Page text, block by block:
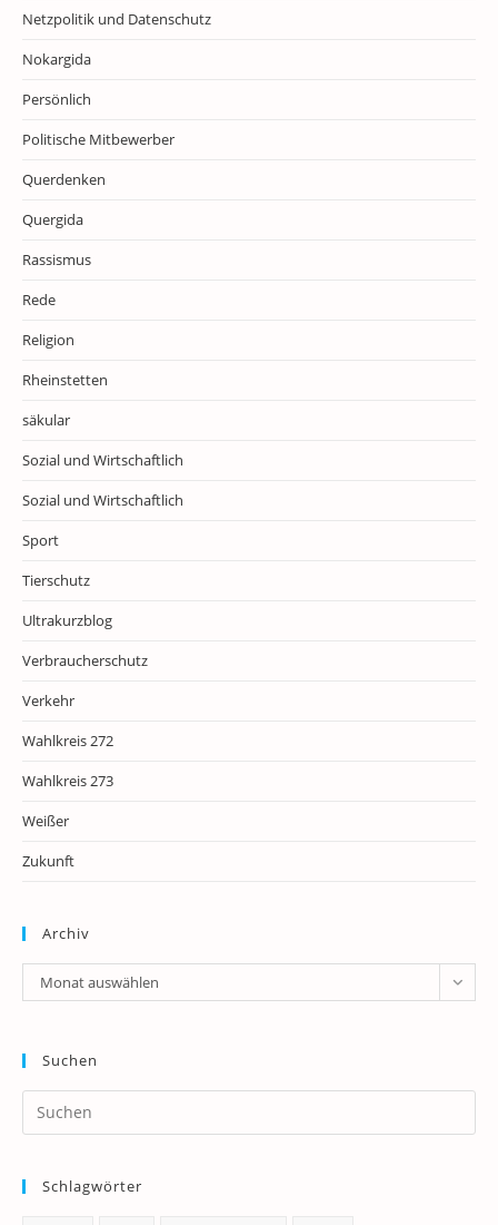
Netzpolitik und Datenschutz
Nokargida
Persönlich
Politische Mitbewerber
Querdenken
Quergida
Rassismus
Rede
Religion
Rheinstetten
säkular
Sozial und Wirtschaftlich
Sozial und Wirtschaftlich
Sport
Tierschutz
Ultrakurzblog
Verbraucherschutz
Verkehr
Wahlkreis 272
Wahlkreis 273
Weißer
Zukunft
Archiv
Archiv
Monat auswählen
Suchen
Schlagwörter